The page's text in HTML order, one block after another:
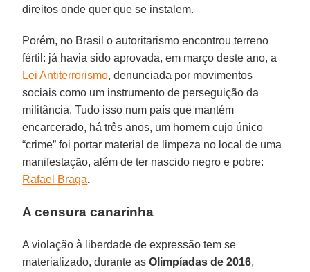
direitos onde quer que se instalem.
Porém, no Brasil o autoritarismo encontrou terreno
fértil: já havia sido aprovada, em março deste ano, a
Lei Antiterrorismo, denunciada por movimentos
sociais como um instrumento de perseguição da
militância. Tudo isso num país que mantém
encarcerado, há três anos, um homem cujo único
“crime” foi portar material de limpeza no local de uma
manifestação, além de ter nascido negro e pobre:
Rafael Braga.
A censura canarinha
A violação à liberdade de expressão tem se
materializado, durante asOlimpíadas de 2016,